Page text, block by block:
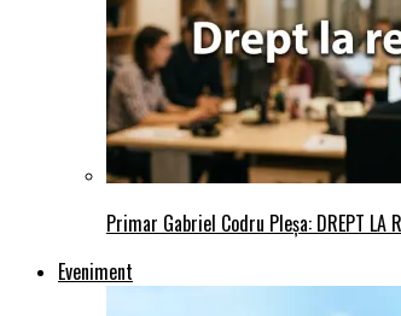
Primar Gabriel Codru Pleșa: DREPT
Eveniment